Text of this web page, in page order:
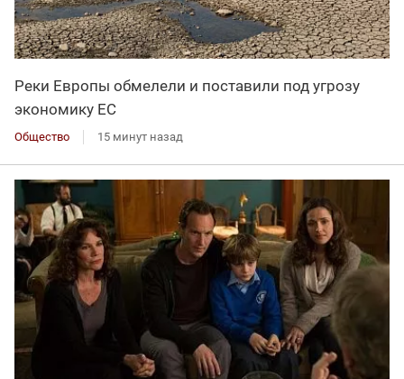
Реки Европы обмелели и поставили под угрозу
экономику ЕС
Общество 15 минут назад